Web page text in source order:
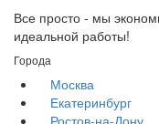
Все просто - мы
идеальной работы!
Города
Москва
Екатеринбург
Ростов-на-Дону